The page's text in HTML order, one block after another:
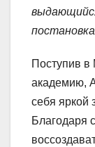
Поступив в
академию,
себя яркой
Благодаря